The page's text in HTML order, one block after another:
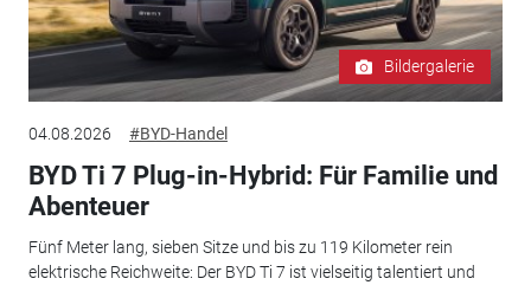
Bildergalerie
04.08.2026 #BYD-Handel
BYD Ti 7 Plug-in-Hybrid: Für Familie und
Abenteuer
Fünf Meter lang, sieben Sitze und bis zu 119 Kilometer rein
elektrische Reichweite: Der BYD Ti 7 ist vielseitig talentiert und